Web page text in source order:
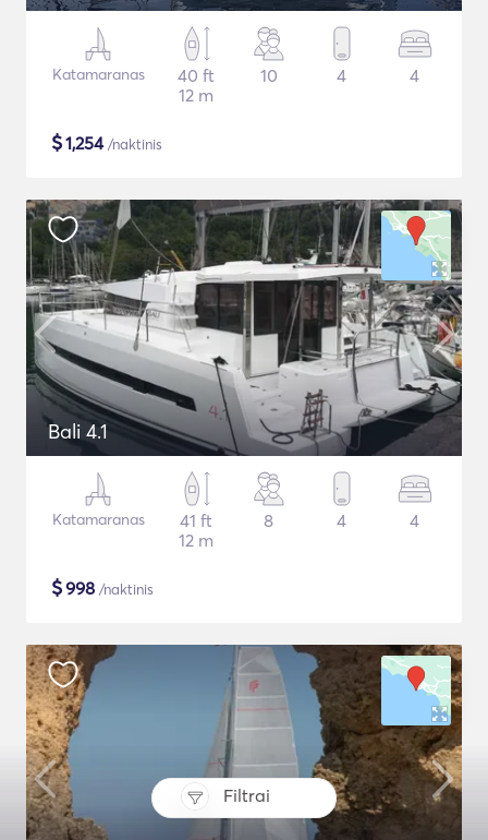
Filtrai
Katamaranas
40 ft
12 m
10 4 4
$1,254/naktinis
Bali 4.1
Katamaranas
41 ft
12 m
8 4 4
$998 /naktinis